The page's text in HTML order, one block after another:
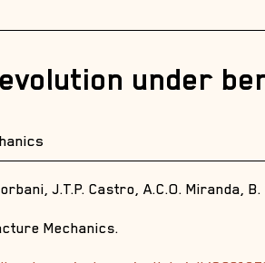
under
J.T.P. Castro, A.C.O. Miranda,
Mechanics.